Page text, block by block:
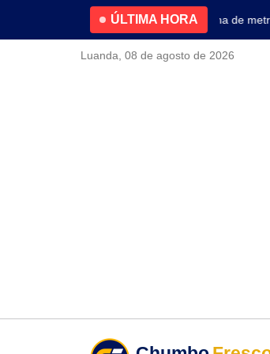
ÚLTIMA HORA
4.2% no primeiro trimestre Nova linha de metro
Luanda, 08 de agosto de 2026